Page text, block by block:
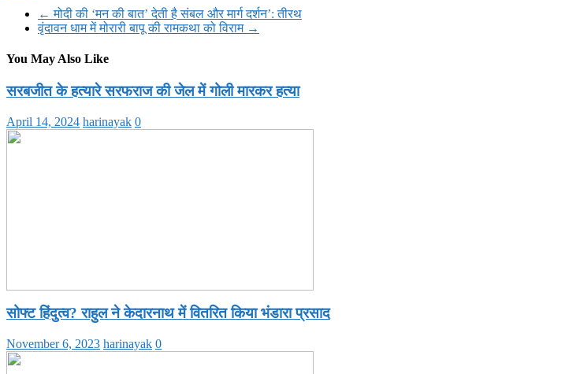
← मोदी की ‘मन की बात’ देती है संबल और मार्ग दर्शन’: तीरथ
वृंदावन धाम में मोरारी बापू की रामकथा को विराम →
You May Also Like
सरबजीत के हत्यारे सरफराज की जेल में गोली मारकर हत्या
April 14, 2024 harinayak 0
सोफ्ट हिंदुत्व? राहुल ने केदारनाथ में वितरित किया भंडारा प्रसाद
November 6, 2023 harinayak 0